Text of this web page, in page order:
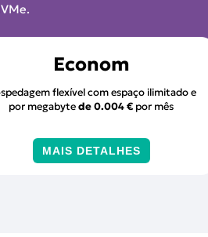
Econom
flexível com espaço ilimitado e
por megabytede0.004 € por mês
MAIS DETALHES